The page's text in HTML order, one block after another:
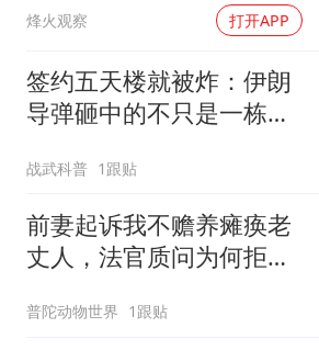
烽火观察 打开APP
签约五天楼就被炸：伊朗
导弹砸中的不只是一栋
牌
战武科普 1跟贴
前妻起诉我不赡养瘫痪老
丈人，法官质问为何拒不
普陀动物世界 1跟贴